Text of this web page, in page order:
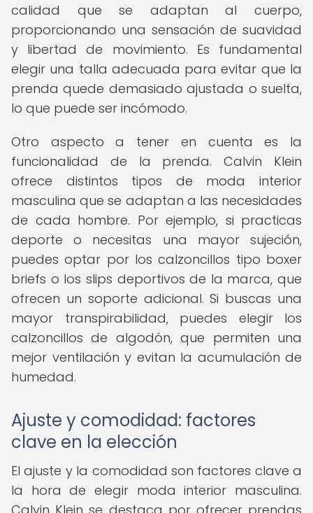
calidad que se adaptan al cuerpo,
proporcionando una sensación de suavidad
y libertad de movimiento. Es fundamental
elegir una talla adecuada para evitar que la
prenda quede demasiado ajustada o suelta,
lo que puede ser incómodo.
Otro aspecto a tener en cuenta es la
funcionalidad de la prenda. Calvin Klein
ofrece distintos tipos de moda interior
masculina que se adaptan a las necesidades
de cada hombre. Por ejemplo, si practicas
deporte o necesitas una mayor sujeción,
puedes optar por los calzoncillos tipo boxer
briefs o los slips deportivos de la marca, que
ofrecen un soporte adicional. Si buscas una
mayor transpirabilidad, puedes elegir los
calzoncillos de algodón, que permiten una
mejor ventilación y evitan la acumulación de
humedad.
Ajuste y comodidad: factores
clave en la elección
El ajuste y la comodidad son factores clave a
la hora de elegir moda interior masculina.